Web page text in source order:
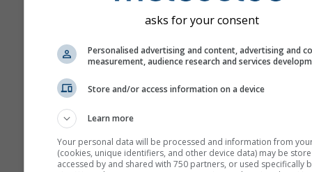
asks for your consent
Personalised advertising and content, advertising and
measurement, audience research and services
Store and/or access information on a device
Learn more
Your personal data will be processed and information from
(cookies, unique identifiers, and other device data) may be
accessed by and shared with 750 partners, or used specifically